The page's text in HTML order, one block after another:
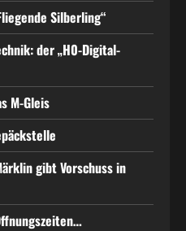
Silberling“
der „H0-Digital-
M-Gleis
gibt Vorschuss in